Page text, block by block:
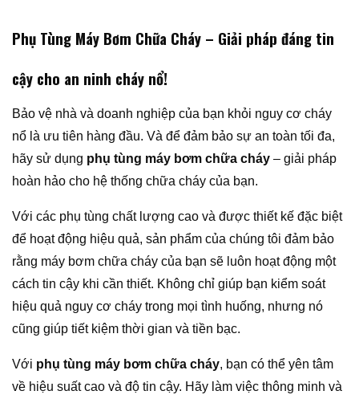
Phụ Tùng Máy Bơm Chữa Cháy – Giải pháp đáng tin
cậy cho an ninh cháy nổ!
Bảo vệ nhà và doanh nghiệp của bạn khỏi nguy cơ cháy
nổ là ưu tiên hàng đầu. Và để đảm bảo sự an toàn tối đa,
hãy sử dụng phụ tùng máy bơm chữa cháy – giải pháp
hoàn hảo cho hệ thống chữa cháy của bạn.
Với các phụ tùng chất lượng cao và được thiết kế đặc biệt
để hoạt động hiệu quả, sản phẩm của chúng tôi đảm bảo
rằng máy bơm chữa cháy của bạn sẽ luôn hoạt động một
cách tin cậy khi cần thiết. Không chỉ giúp bạn kiểm soát
hiệu quả nguy cơ cháy trong mọi tình huống, nhưng nó
cũng giúp tiết kiệm thời gian và tiền bạc.
Với phụ tùng máy bơm chữa cháy, bạn có thể yên tâm
về hiệu suất cao và độ tin cậy. Hãy làm việc thông minh và